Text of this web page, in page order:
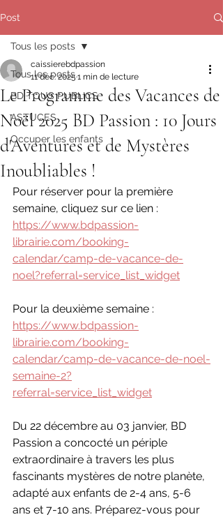
Post
Tous les posts
BD TOUS PUBLICS
ASTUCES
Occuper les enfants
Tous les posts
Le Programme des Vacances de
Noël 2025 BD Passion : 10 Jours
d'Aventures et de Mystères
Inoubliables !
caissierebdpassion
11 déc. 2025 1 min de lecture
Pour réserver pour la première
semaine, cliquez sur ce lien :
https://www.bdpassion-
librairie.com/booking-
calendar/camp-de-vacance-de-
noel?referral=service_list_widget
Pour la deuxième semaine :
https://www.bdpassion-
librairie.com/booking-
calendar/camp-de-vacance-de-noel-
semaine-2?
referral=service_list_widget
​Du 22 décembre au 03 janvier, BD
Passion a concocté un périple
extraordinaire à travers les plus
fascinants mystères de notre planète,
adapté aux enfants de 2-4 ans, 5-6
ans et 7-10 ans. Préparez-vous pour